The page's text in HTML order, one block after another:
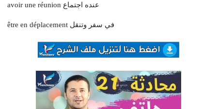
avoir une réunion عنده اجتماع
être en déplacement في سفر وتنقل